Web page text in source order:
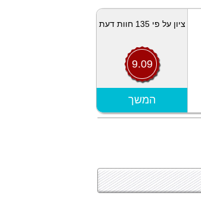
ציון על פי 135 חוות דעת
9.09
הצג מפה
המשך